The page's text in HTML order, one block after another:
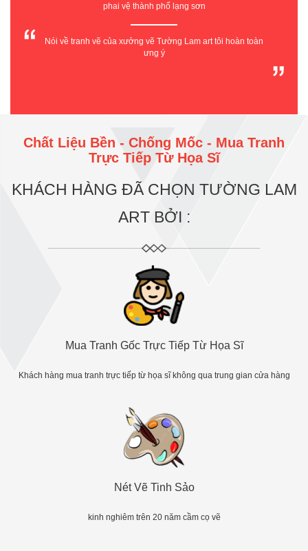
phai vệ thành phố lạng sơn
Nói về tranh vẽ của xưởng vẽ Tường Lam art tôi hoàn toàn
ưng ý
Chất Liệu Bền - Chống Mốc - Mua Tranh
Trực Tiếp Từ Họa Sĩ
KHÁCH HÀNG ĐÃ CHỌN TƯỜNG LAM
ART BỞI :
Mua Tranh Gốc Trực Tiếp Từ Họa Sĩ
Khách hàng mua tranh trực tiếp từ họa sĩ không qua trung gian cửa hàng
Nét Vẽ Tinh Sảo
kinh nghiêm trên 20 năm cầm cọ vẽ